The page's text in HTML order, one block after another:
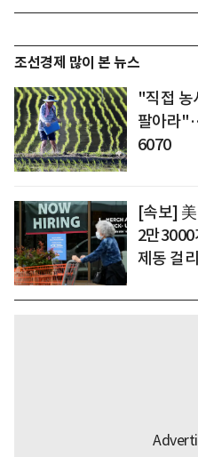
조선경제 많이 본 뉴스
"직접 농
팔아라
6070
[속보]
2만
제동 걸